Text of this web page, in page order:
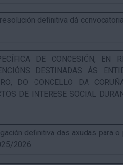
definitiva dá
DE CONCESIÓN, EN
DESTINADAS ÁS
DO CONCELLO DA
DE INTERESE SOCIAL
definitiva das axudas para o
2026